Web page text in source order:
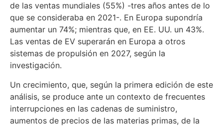
de las ventas mundiales (55%) -tres años antes de lo
que se consideraba en 2021-. En Europa supondría
aumentar un 74%; mientras que, en EE. UU. un 43%.
Las ventas de EV superarán en Europa a otros
sistemas de propulsión en 2027, según la
investigación.
Un crecimiento, que, según la primera edición de este
análisis, se produce ante un contexto de frecuentes
interrupciones en las cadenas de suministro,
aumentos de precios de las materias primas, de la